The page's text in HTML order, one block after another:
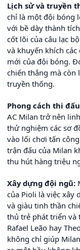
Lịch sử và truyền
chỉ là một đội bóng
với bề dày thành
cốt lõi của câu lạc
và khuyến khích
mới của đội bóng.
chiến thắng mà còn
truyền thống.
Phong cách thi
AC Milan trở nên
thử nghiệm các sơ
vào lối chơi tấn
trận đấu của Milan
thu hút hàng triệu
Xây dựng đội ngũ:
của Pioli là việc xây
và giàu tinh thần
thủ trẻ phát triển
Rafael Leão hay
không chỉ giúp